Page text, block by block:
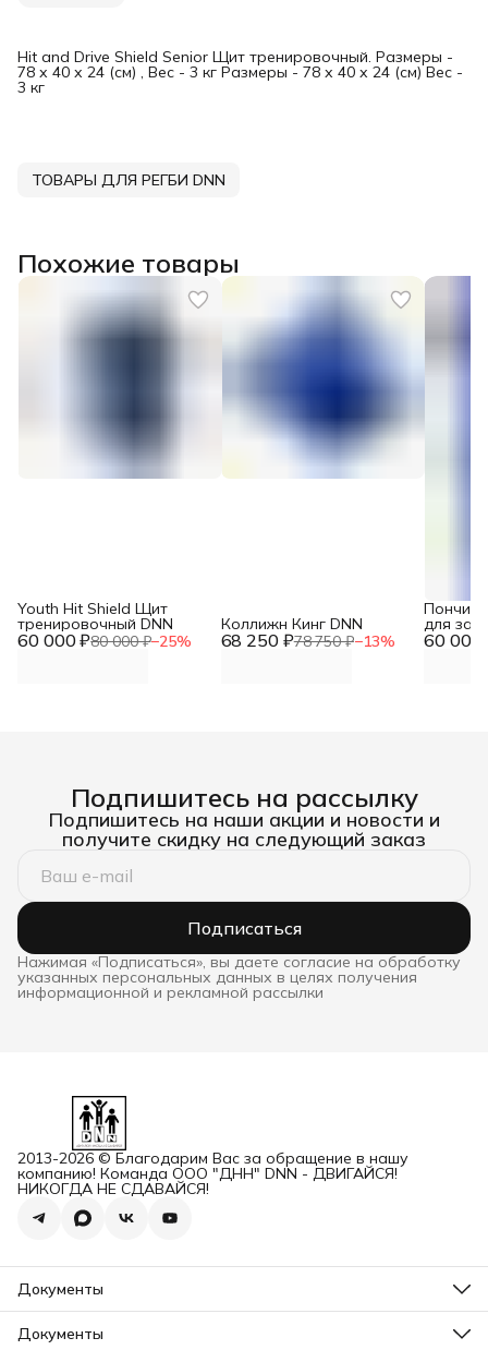
Hit and Drive Shield Senior Щит тренировочный. Размеры -
78 х 40 х 24 (см) , Вес - 3 кг Размеры - 78 х 40 х 24 (см) Вес -
3 кг
ТОВАРЫ ДЛЯ РЕГБИ DNN
Похожие товары
60 000 ₽80 000 ₽−25%
Youth Hit Shield Щит
тренировочный DNN
68 250 ₽78 750 ₽−13%
Коллижн Кинг DNN
60 000
Пончик
для
Подпишитесь на рассылку
Подпишитесь на наши акции и новости и
получите скидку на следующий заказ
Подписаться
Нажимая «Подписаться», вы даете согласие на обработку
указанных персональных данных в целях получения
информационной и рекламной рассылки
2013-2026 © Благодарим Вас за обращение в нашу
компанию! Команда ООО "ДНН" DNN - ДВИГАЙСЯ!
НИКОГДА НЕ СДАВАЙСЯ!
Документы
ОГРН
Карточка ООО ДННСПОРТ
Документы